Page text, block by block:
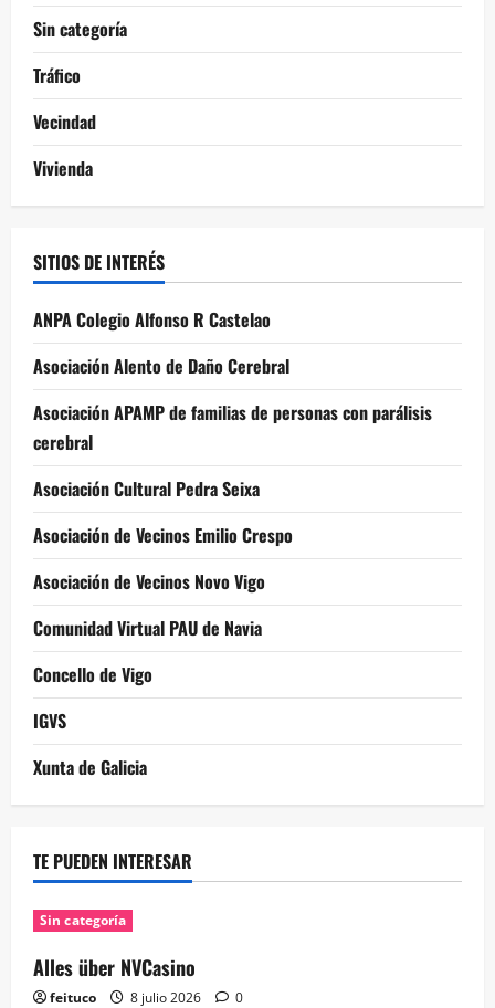
Sin categoría
Tráfico
Vecindad
Vivienda
SITIOS DE INTERÉS
ANPA Colegio Alfonso R Castelao
Asociación Alento de Daño Cerebral
Asociación APAMP de familias de personas con parálisis
cerebral
Asociación Cultural Pedra Seixa
Asociación de Vecinos Emilio Crespo
Asociación de Vecinos Novo Vigo
Comunidad Virtual PAU de Navia
Concello de Vigo
IGVS
Xunta de Galicia
TE PUEDEN INTERESAR
Sin categoría
Alles über NVCasino
feituco 8 julio 2026 0